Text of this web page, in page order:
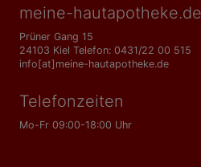
meine-hautapotheke.de
Prüner Gang 15
24103 Kiel Telefon: 0431/22 00 515
info[at]meine-hautapotheke.de
Telefonzeiten
Mo-Fr 09:00-18:00 Uhr